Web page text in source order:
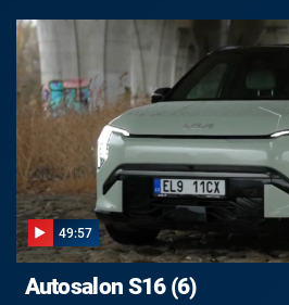
49:57
Autosalon S16 (6)